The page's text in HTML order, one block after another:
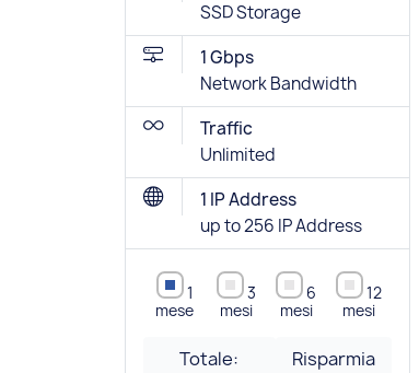
SSD Storage
1 Gbps
Network Bandwidth
Traffic
Unlimited
1 IP Address
up to 256 IP Address
1
mese
3
mesi
6
mesi
12
mesi
Totale:
Risparmia